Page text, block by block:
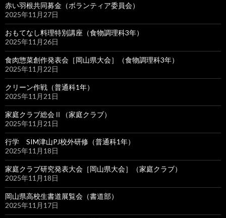
赤い羽根共同募金（ボランティア委員会）
2025年11月27日
おもてなし料理特別講座（食物調理科3年）
2025年11月26日
食肉惣菜創作発表会［岡山県大会］（食物調理科3年）
2025年11月22日
クリーン作戦（普通科1年）
2025年11月21日
家庭クラブ総会Ⅱ（家庭クラブ）
2025年11月21日
行学 SIM津山PJ校外研修（普通科1年）
2025年11月18日
家庭クラブ研究発表大会［岡山県大会］（家庭クラブ）
2025年11月18日
岡山県高校生書道展覧会（書道部）
2025年11月17日